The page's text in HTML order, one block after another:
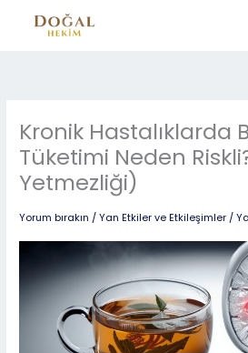
Kronik Hastalıklarda
Tüketimi Neden
Yetmezliği)
Yorum bırakın /Yan Etkiler ve Etkileşimler /